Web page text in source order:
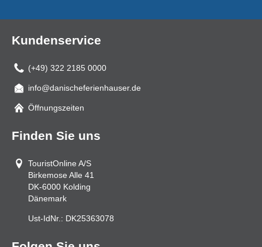
Kundenservice
(+49) 322 2185 0000
Mail
info@danischeferienhauser.de
Öffnungszeiten
Finden Sie uns
TouristOnline A/S
Birkemose Alle 41
DK-6000 Kolding
Dänemark
Ust-IdNr.: DK25363078